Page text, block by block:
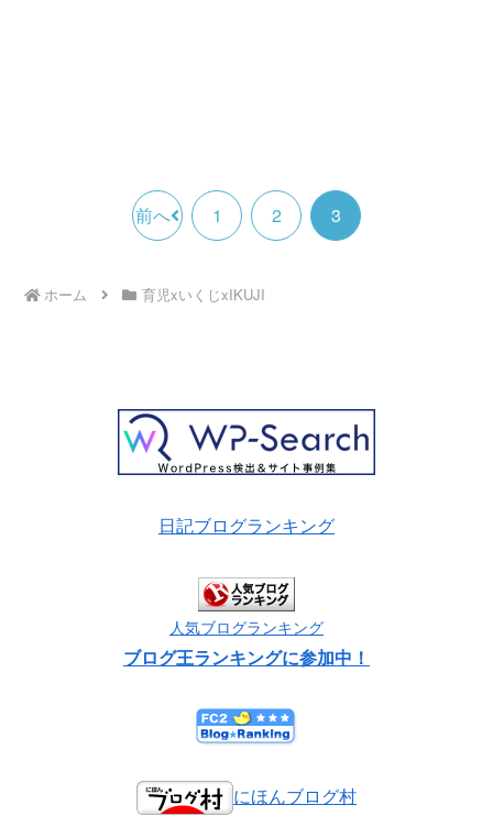
前へ 1 2 3
ホーム 育児xいくじxIKUJI
日記ブログランキング
人気ブログランキング
ブログ王ランキングに参加中！
にほんブログ村